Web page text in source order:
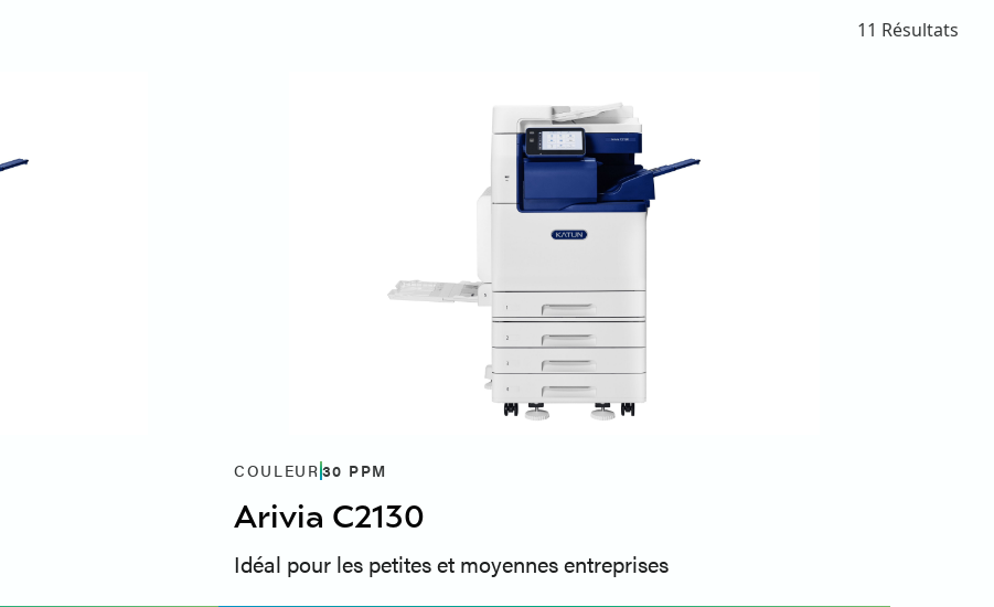
11 Résultats
COULEUR30 PPM
Arivia C2130
Idéal pour les petites et moyennes entreprises